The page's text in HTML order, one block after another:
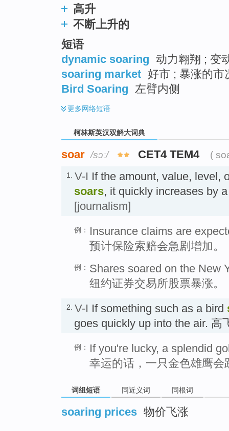
高升
不断上升的
短语
dynamic soaring 动力翱翔 ; 变
soaring market 好市 ; 暴涨的市
Bird Soaring 左臂内侧
更多网络短语
柯林斯英汉双解大词典
soar /sɔː/ CET4 TEM4 (
1. V-I If the amount, value, level,
soars, it quickly increases by
[journalism]
例：
Insurance claims are
预计保险索赔会急剧增加。
例： Shares soared on the New
纽约证券交易所股票暴涨。
2. V-I If something such as a bird
goes quickly up into the air. 高
例：
If you're lucky, a splendid
幸运的话，一只金色雄鹰会
词组短语 同近义词 同根词
soaring prices 物价飞涨